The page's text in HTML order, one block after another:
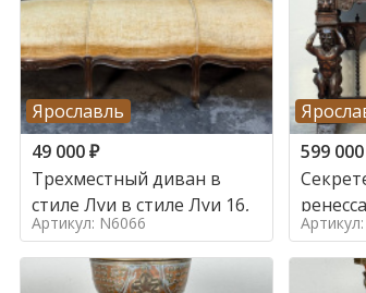
Ярославль
49 000₽
Трехместный диван в
стиле Луи в стиле Луи 16,
Артикул: N6066
599 000